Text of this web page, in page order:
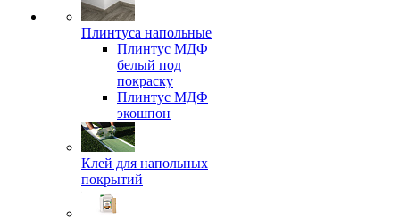
Плинтуса напольные
Плинтус МДФ
белый под
покраску
Плинтус МДФ
экошпон
Клей для напольных
покрытий